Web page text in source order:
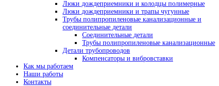
Люки дождеприемники и колодцы полимерные
Люки дождеприемники и трапы чугунные
Трубы полипропиленовые канализационные и
соединительные детали
Соединительные детали
Трубы полипропиленовые канализационные
Детали трубопроводов
Компенсаторы и вибровставки
Как мы работаем
Наши работы
Контакты